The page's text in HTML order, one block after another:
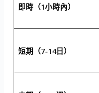
即時（1小時內）
短期（7-14日）